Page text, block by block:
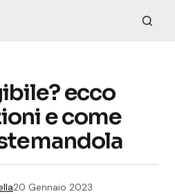
ecco
e come
20 Gennaio 2023